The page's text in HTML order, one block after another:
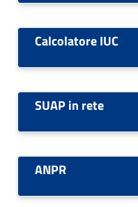
Calcolatore IUC
SUAP in rete
ANPR